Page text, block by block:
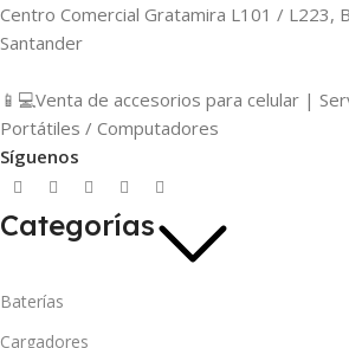
Centro Comercial Gratamira L101 / L223,
Santander
📱💻Venta de accesorios para celular |
Portátiles / Computadores
Síguenos
Categorías
Baterías
Cargadores